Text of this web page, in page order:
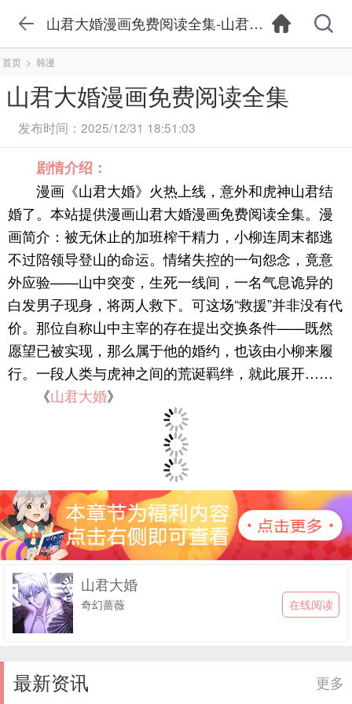
山君大婚漫画免费阅读全集-山君大婚漫画在线观
首页 > 韩漫
山君大婚漫画免费阅读全集
发布时间：2025/12/31 18:51:03
剧情介绍：
漫画《山君大婚》火热上线，意外和虎神山君结
婚了。本站提供漫画山君大婚漫画免费阅读全集。漫
画简介：被无休止的加班榨干精力，小柳连周末都逃
不过陪领导登山的命运。情绪失控的一句怨念，竟意
外应验——山中突变，生死一线间，一名气息诡异的
白发男子现身，将两人救下。可这场“救援”并非没有代
价。那位自称山中主宰的存在提出交换条件——既然
愿望已被实现，那么属于他的婚约，也该由小柳来履
行。一段人类与虎神之间的荒诞羁绊，就此展开……
《山君大婚》
山君大婚
奇幻蔷薇 在线阅读
最新资讯 更多